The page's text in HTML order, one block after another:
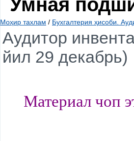
Умная
Моҳир тахлам / Бухгалтерия ҳисоби.
Аудитор
йил 29 декабрь)
Материал чоп